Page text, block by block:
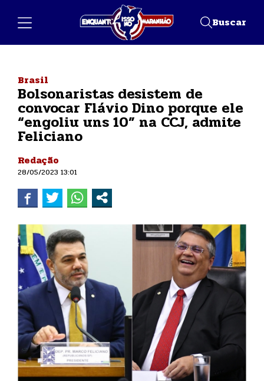
Buscar
Brasil
Bolsonaristas desistem de
convocar Flávio Dino porque ele
“engoliu uns 10” na CCJ, admite
Feliciano
Redação
28/05/2023 13:01